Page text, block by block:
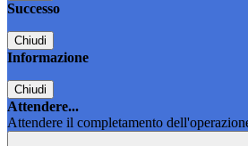
Successo
Chiudi
Informazione
Chiudi
Attendere...
Attendere il completamento